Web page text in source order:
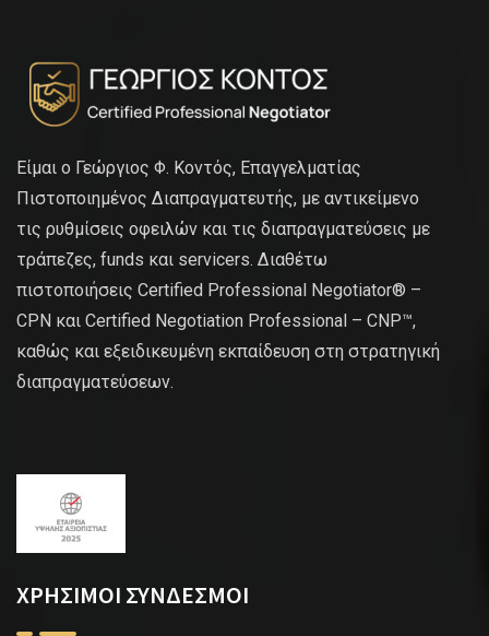
Είμαι ο Γεώργιος Φ. Κοντός, Επαγγελματίας
Πιστοποιημένος Διαπραγματευτής, με αντικείμενο
τις ρυθμίσεις οφειλών και τις διαπραγματεύσεις με
τράπεζες, funds και servicers. Διαθέτω
πιστοποιήσεις Certified Professional Negotiator® –
CPN και Certified Negotiation Professional – CNP™,
καθώς και εξειδικευμένη εκπαίδευση στη στρατηγική
διαπραγματεύσεων.
ΧΡΗΣΙΜΟΙ ΣΥΝΔΕΣΜΟΙ